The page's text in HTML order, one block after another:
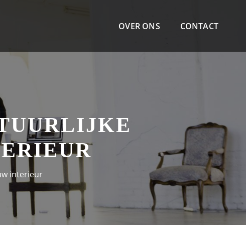
OVER ONS CONTACT
interieur